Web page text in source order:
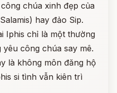
chúa xinh đẹp của
hay đảo Sip.
Iphis chỉ là một thường
công chúa say mê.
là không môn đăng hộ
si tình vẫn kiên trì